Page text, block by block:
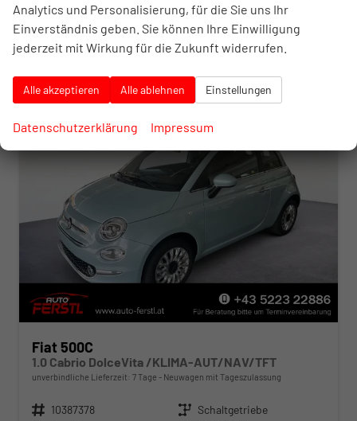
Verbrauch kombiniert:4,60 l/100km
CO
CO -Emissionen:105,00 g/km
Fiat 500C
1.0 Cabrio DolceVita /KLIMA-AUT/NAV/TFT
unverbindliche Lieferzeit: 7 Tage Neuwagen mit Tageszulassung
Fahrzeugnr. 10387378 Getriebe Schaltgetriebe
Analytics und Personalisierung, für die Sie uns Ihr
Einverständnis geben. Sie können Ihre Einwilligung
jederzeit mit Wirkung für die Zukunft widerrufen.
Alle akzeptieren Alle ablehnen Einstellungen
Datenschutzerklärung Impressum